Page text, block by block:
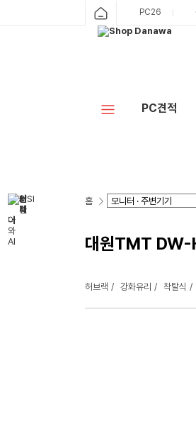
PC26
PC견적
홈
대원TMT DW-
허브랙 강화유리 착탈식